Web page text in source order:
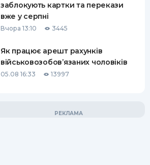
заблокують картки та перекази
вже у серпні
Вчора 13:10 3445
Як працює арешт рахунків
військовозобов’язаних чоловіків
05.08 16:33 13997